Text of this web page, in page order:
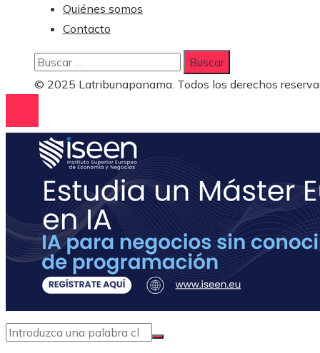
Quiénes somos
Contacto
Buscar:
© 2025 Latribunapanama. Todos los derechos